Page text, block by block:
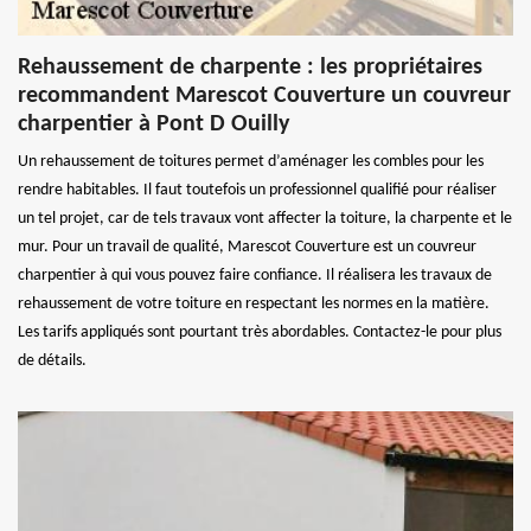
Rehaussement de charpente : les propriétaires
recommandent Marescot Couverture un couvreur
charpentier à Pont D Ouilly
Un rehaussement de toitures permet d’aménager les combles pour les
rendre habitables. Il faut toutefois un professionnel qualifié pour réaliser
un tel projet, car de tels travaux vont affecter la toiture, la charpente et le
mur. Pour un travail de qualité, Marescot Couverture est un couvreur
charpentier à qui vous pouvez faire confiance. Il réalisera les travaux de
rehaussement de votre toiture en respectant les normes en la matière.
Les tarifs appliqués sont pourtant très abordables. Contactez-le pour plus
de détails.